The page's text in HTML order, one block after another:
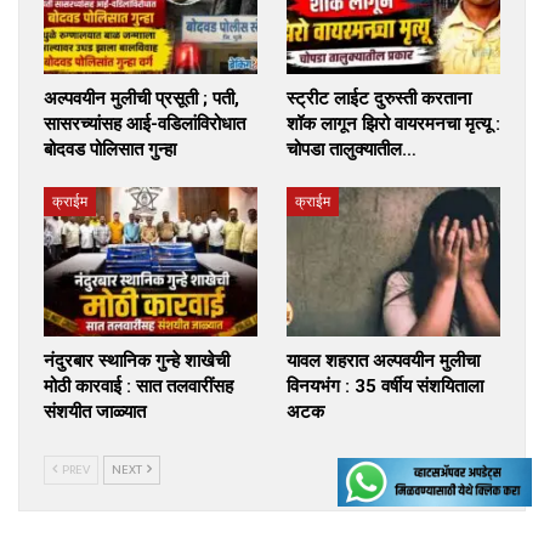
अल्पवयीन मुलीची प्रसूती ; पती,
सासरच्यांसह आई-वडिलांविरोधात
बोदवड पोलिसात गुन्हा
स्ट्रीट लाईट दुरुस्ती करताना
शॉक लागून झिरो वायरमनचा मृत्यू :
चोपडा तालुक्यातील…
क्राईम
नंदुरबार स्थानिक गुन्हे शाखेची
मोठी कारवाई : सात तलवारींसह
संशयीत जाळ्यात
क्राईम
यावल शहरात अल्पवयीन मुलीचा
विनयभंग : 35 वर्षीय संशयिताला
अटक
PREV NEXT